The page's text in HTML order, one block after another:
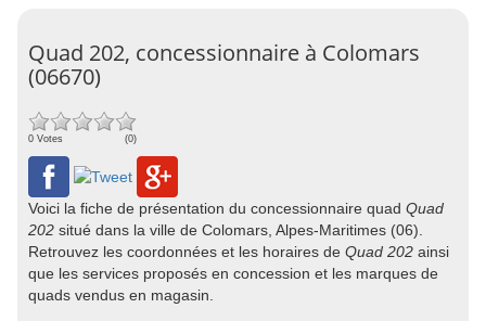
Quad 202, concessionnaire à Colomars
(06670)
0 Votes (0)
Voici la fiche de présentation du concessionnaire quad Quad
202 situé dans la ville de Colomars, Alpes-Maritimes (06).
Retrouvez les coordonnées et les horaires de Quad 202 ainsi
que les services proposés en concession et les marques de
quads vendus en magasin.